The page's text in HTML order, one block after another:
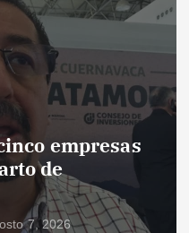
empresas
de
7, 2026